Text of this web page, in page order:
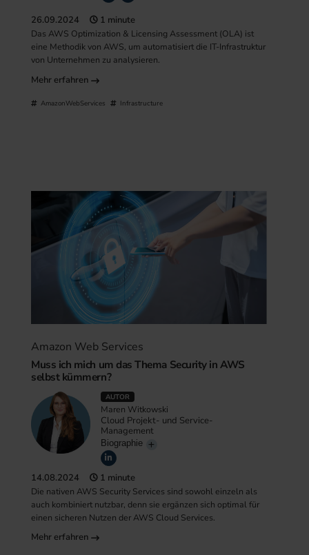
26.09.2024 1 minute
Das AWS Optimization & Licensing Assessment (OLA) ist
eine Methodik von AWS, um automatisiert die IT-Infrastruktur
von Unternehmen zu analysieren.
Mehr erfahren
AmazonWebServices Infrastructure
Amazon Web Services
Muss ich mich um das Thema Security in AWS
selbst kümmern?
AUTOR
Maren Witkowski
Cloud Projekt- und Service-
Management
Biographie
14.08.2024 1 minute
Die nativen AWS Security Services sind sowohl einzeln als
auch kombiniert nutzbar, denn sie ergänzen sich optimal für
einen sicheren Nutzen der AWS Cloud Services.
Mehr erfahren